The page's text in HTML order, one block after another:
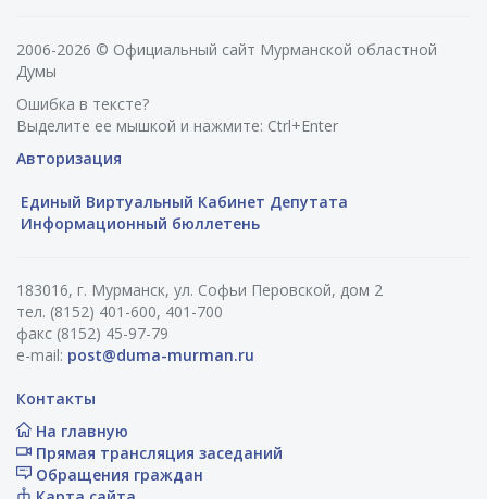
2006-2026 © Официальный сайт Мурманской областной
Думы
Ошибка в тексте?
Выделите ее мышкой и нажмите: Ctrl+Enter
Авторизация
Единый Виртуальный Кабинет Депутата
Информационный бюллетень
183016, г. Мурманск, ул. Софьи Перовской, дом 2
тел. (8152) 401-600, 401-700
факс (8152) 45-97-79
e-mail: post@duma-murman.ru
Контакты
На главную
Прямая трансляция заседаний
Обращения граждан